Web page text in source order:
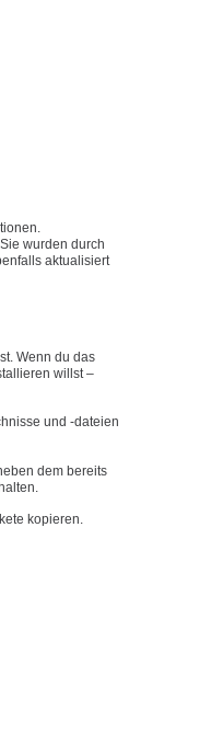
wurden durch
aktualisiert
Wenn du das
willst –
und -dateien
dem bereits
kopieren.